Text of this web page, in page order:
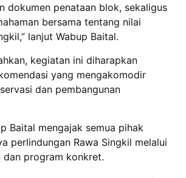
dokumen penataan blok, sekaligus
bersama tentang nilai
lanjut Wabup Baital.
kegiatan ini diharapkan
yang mengakomodir
dan pembangunan
Baital mengajak semua pihak
perlindungan Rawa Singkil melalui
dan program konkret.